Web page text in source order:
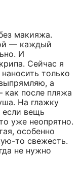
макияжа.
— каждый
И
Сейчас я
только
а
как после пляжа
На глажку
если вещь
уже неопрятно.
особенно
то свежесть.
не нужно